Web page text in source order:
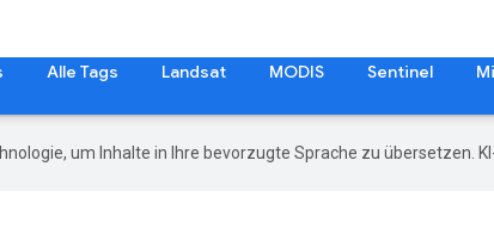
Alle Tags Landsat MODIS Sentinel
um Inhalte in Ihre bevorzugte Sprache zu übersetzen.